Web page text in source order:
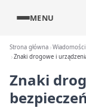
MENU
Strona główna Wiadomości
Znaki drogowe i
Znaki